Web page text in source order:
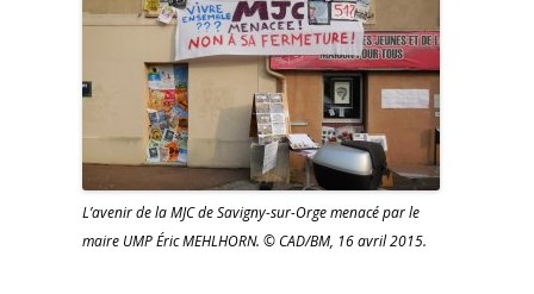
L’avenir de la MJC de Savigny-sur-Orge menacé par le
maire UMP Éric MEHLHORN. © CAD/BM, 16 avril 2015.